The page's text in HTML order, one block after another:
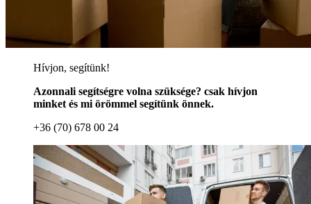
Hívjon, segítünk!
Azonnali segítségre volna szüksége? csak hívjon
minket és mi örömmel segítünk önnek.
+36 (70) 678 00 24